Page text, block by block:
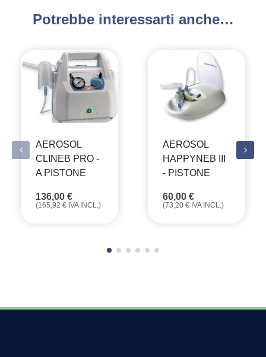
Potrebbe interessarti anche…
AEROSOL
CLINEB PRO -
A PISTONE
136,00 €
(165,92 € IVA INCL.)
AEROSOL
HAPPYNEB III
- PISTONE
60,00 €
(73,20 € IVA INCL.)